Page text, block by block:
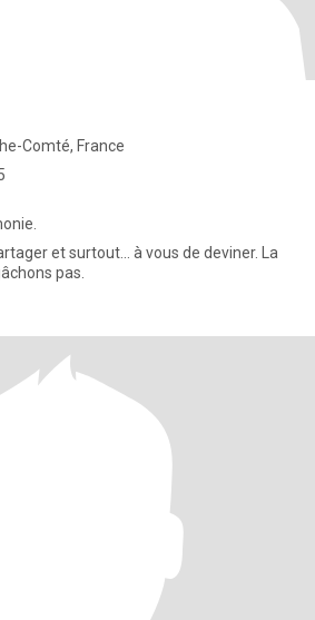
Comté, France
et surtout... à vous de deviner. La
pas.